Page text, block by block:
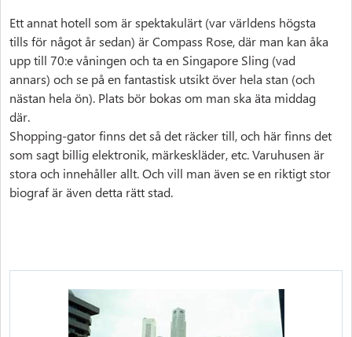
Ett annat hotell som är spektakulärt (var världens högsta
tills för något år sedan) är Compass Rose, där man kan åka
upp till 70:e våningen och ta en Singapore Sling (vad
annars) och se på en fantastisk utsikt över hela stan (och
nästan hela ön). Plats bör bokas om man ska äta middag
där.
Shopping-gator finns det så det räcker till, och här finns det
som sagt billig elektronik, märkeskläder, etc. Varuhusen är
stora och innehåller allt. Och vill man även se en riktigt stor
biograf är även detta rätt stad.